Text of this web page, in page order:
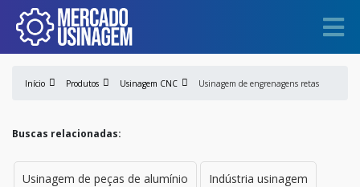
Início Produtos Usinagem CNC Usinagem de engrenagens retas
Buscas relacionadas:
Usinagem de peças de alumínio Indústria usinagem